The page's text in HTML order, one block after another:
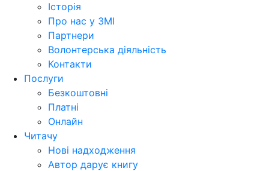
Історія
Про нас у ЗМІ
Партнери
Волонтерська діяльність
Контакти
Послуги
Безкоштовні
Платні
Онлайн
Читачу
Нові надходження
Автор дарує книгу